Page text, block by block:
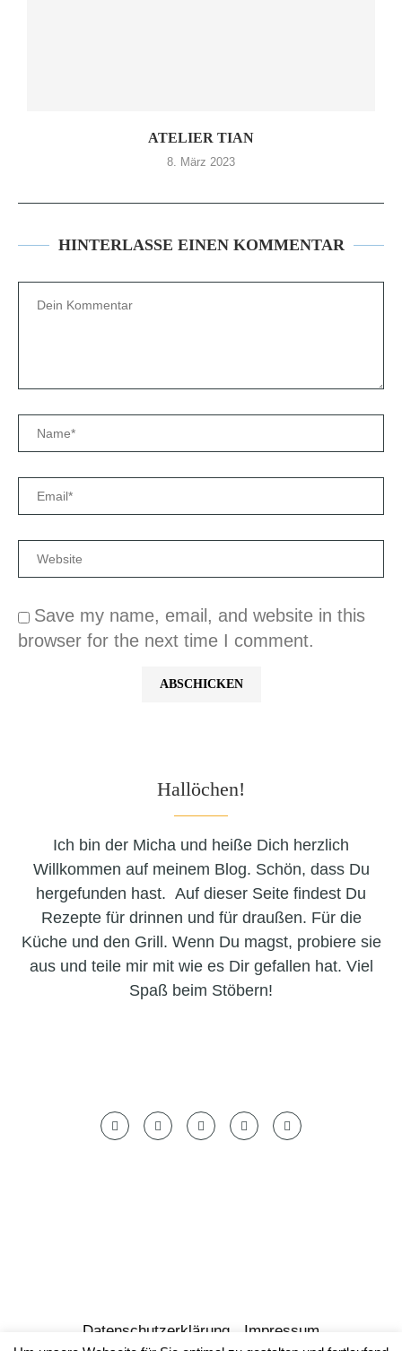
ATELIER TIAN
8. März 2023
HINTERLASSE EINEN KOMMENTAR
Save my name, email, and website in this
browser for the next time I comment.
Hallöchen!
Ich bin der Micha und heiße Dich herzlich
Willkommen auf meinem Blog. Schön, dass Du
hergefunden hast. Auf dieser Seite findest Du
Rezepte für drinnen und für draußen. Für die
Küche und den Grill. Wenn Du magst, probiere sie
aus und teile mir mit wie es Dir gefallen hat. Viel
Spaß beim Stöbern!
Datenschutzerklärung Impressum